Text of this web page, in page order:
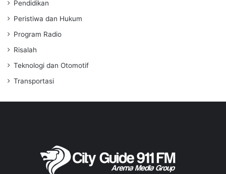
Pendidikan
Peristiwa dan Hukum
Program Radio
Risalah
Teknologi dan Otomotif
Transportasi